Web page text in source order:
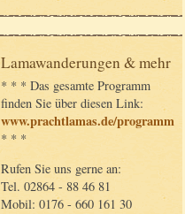
Lamawanderungen & mehr
* * * Das gesamte Programm
finden Sie über diesen Link:
www.prachtlamas.de/programm
* * *
Rufen Sie uns gerne an:
Tel. 02864 - 88 46 81
Mobil: 0176 - 660 161 30